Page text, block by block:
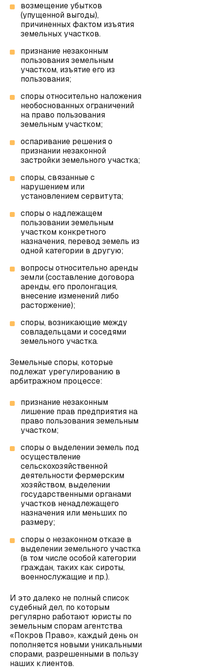
возмещение убытков
(упущенной выгоды),
причиненных фактом изъятия
земельных участков.
признание незаконным
пользования земельным
участком, изъятие его из
пользования;
споры относительно наложения
необоснованных ограничений
на право пользования
земельным участком;
оспаривание решения о
признании незаконной
застройки земельного участка;
споры, связанные с
нарушением или
установлением сервитута;
споры о надлежащем
пользовании земельным
участком конкретного
назначения, перевод земель из
одной категории в другую;
вопросы относительно аренды
земли (составление договора
аренды, его пролонгация,
внесение изменений либо
расторжение);
споры, возникающие между
совладельцами и соседями
земельного участка.
Земельные споры, которые
подлежат урегулированию в
арбитражном процессе:
признание незаконным
лишение прав предприятия на
право пользования земельным
участком;
споры о выделении земель под
осуществление
сельскохозяйственной
деятельности фермерским
хозяйством, выделении
государственными органами
участков ненадлежащего
назначения или меньших по
размеру;
споры о незаконном отказе в
выделении земельного участка
(в том числе особой категории
граждан, таких как сироты,
военнослужащие и пр.).
И это далеко не полный список
судебный дел, по которым
регулярно работают юристы по
земельным спорам агентства
«Покров Право», каждый день он
пополняется новыми уникальными
спорами, разрешенными в пользу
наших клиентов.